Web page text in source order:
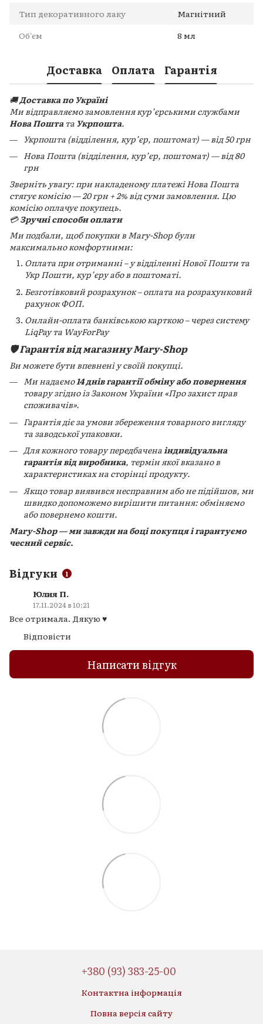
Тип декоративного лаку
Магнітний
Об'єм
8 мл
Доставка Оплата Гарантія
🚚Доставка по Україні
Ми відправляємо замовлення кур’єрськими службами
Нова Пошта та Укрпошта.
Укрпошта (відділення, кур’єр, поштомат) — від 50 грн
Нова Пошта (відділення, кур’єр, поштомат) — від 80
грн
Зверніть увагу: при накладеному платежі Нова Пошта
стягує комісію — 20 грн + 2% від суми замовлення. Цю
комісію оплачує покупець.
💳Зручні способи оплати
Ми подбали, щоб покупки в Mary-Shop були
максимально комфортними:
Оплата при отриманні – у відділенні Нової Пошти та
Укр Пошти, кур’єру або в поштоматі.
Безготівковий розрахунок – оплата на розрахунковий
рахунок ФОП.
Онлайн-оплата банківською карткою – через систему
LiqPay та WayForPay
🛡️ Гарантія від магазину Mary-Shop
Ви можете бути впевнені у своїй покупці.
Ми надаємо14 днів гарантії обміну або повернення
товару згідно із Законом України «Про захист прав
споживачів».
Гарантія діє за умови збереження товарного вигляду
та заводської упаковки.
Для кожного товару передбаченаіндивідуальна
гарантія від виробника, термін якої вказано в
характеристиках на сторінці продукту.
Якщо товар виявився несправним або не підійшов, ми
швидко допоможемо вирішити питання: обміняємо
або повернемо кошти.
Mary-Shop — ми завжди на боці покупця і гарантуємо
чесний сервіс.
Відгуки 1
Юлия П.
17.11.2024 в 10:21
Все отримала. Дякую ♥️
Відповісти
Написати відгук
+380 (93) 383-25-00
Контактна інформація
Повна версія сайту